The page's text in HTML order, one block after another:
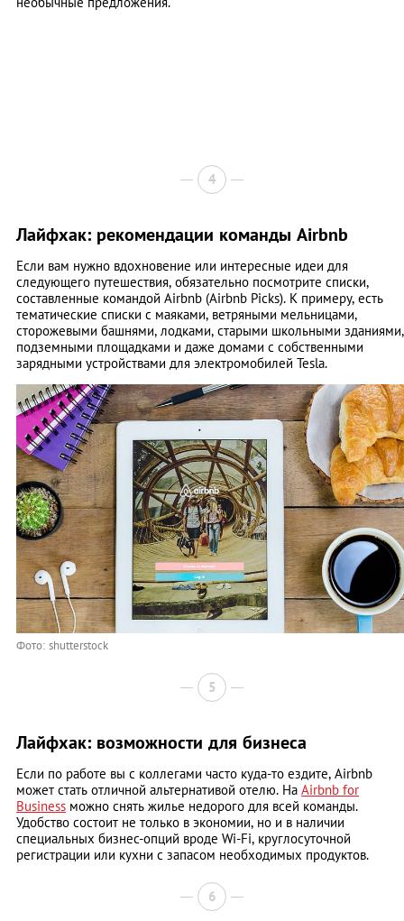
4
Лайфхак: рекомендации команды Airbnb
Если вам нужно вдохновение или интересные идеи для
следующего путешествия, обязательно посмотрите списки,
составленные командой Airbnb (Airbnb Picks). К примеру, есть
тематические списки с маяками, ветряными мельницами,
сторожевыми башнями, лодками, старыми школьными зданиями,
подземными площадками и даже домами с собственными
зарядными устройствами для электромобилей Tesla.
Фото: shutterstock
5
Лайфхак: возможности для бизнеса
Если по работе вы с коллегами часто куда-то ездите, Airbnb
может стать отличной альтернативой отелю. На Airbnb for
Business можно снять жилье недорого для всей команды.
Удобство состоит не только в экономии, но и в наличии
специальных бизнес-опций вроде Wi-Fi, круглосуточной
регистрации или кухни с запасом необходимых продуктов.
6